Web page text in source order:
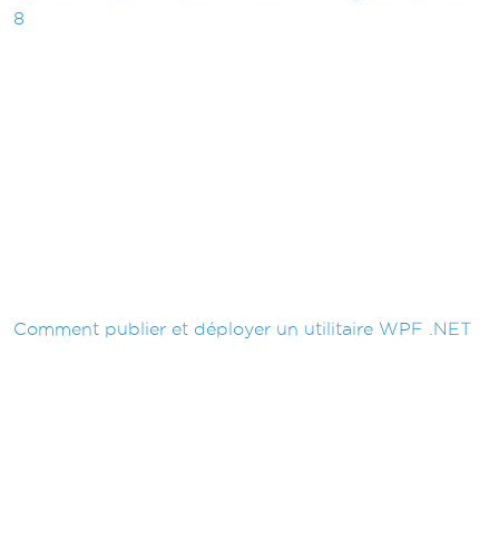
8
Comment publier et déployer un utilitaire WPF .NET